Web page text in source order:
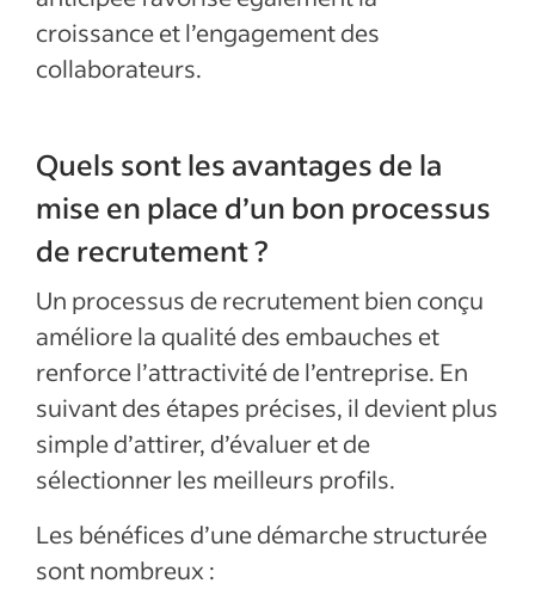
croissance et l’engagement des
collaborateurs.
Quels sont les avantages de la
mise en place d’un bon processus
de recrutement ?
Un processus de recrutement bien conçu
améliore la qualité des embauches et
renforce l’attractivité de l’entreprise. En
suivant des étapes précises, il devient plus
simple d’attirer, d’évaluer et de
sélectionner les meilleurs profils.
Les bénéfices d’une démarche structurée
sont nombreux :